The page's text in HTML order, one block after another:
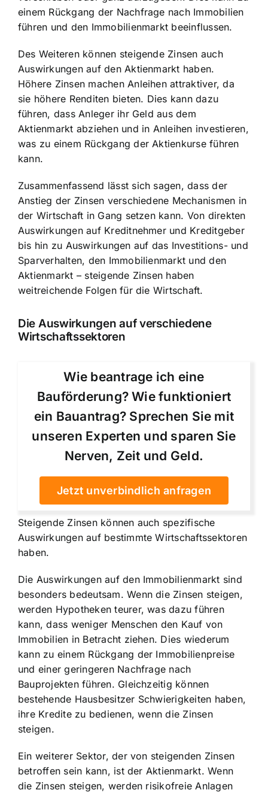
einem Rückgang der Nachfrage nach Immobilien
führen und den Immobilienmarkt beeinflussen.
Des Weiteren können steigende Zinsen auch
Auswirkungen auf den Aktienmarkt haben.
Höhere Zinsen machen Anleihen attraktiver, da
sie höhere Renditen bieten. Dies kann dazu
führen, dass Anleger ihr Geld aus dem
Aktienmarkt abziehen und in Anleihen investieren,
was zu einem Rückgang der Aktienkurse führen
kann.
Zusammenfassend lässt sich sagen, dass der
Anstieg der Zinsen verschiedene Mechanismen in
der Wirtschaft in Gang setzen kann. Von direkten
Auswirkungen auf Kreditnehmer und Kreditgeber
bis hin zu Auswirkungen auf das Investitions- und
Sparverhalten, den Immobilienmarkt und den
Aktienmarkt – steigende Zinsen haben
weitreichende Folgen für die Wirtschaft.
Die Auswirkungen auf verschiedene
Wirtschaftssektoren
Wie beantrage ich eine
Bauförderung? Wie funktioniert
ein Bauantrag? Sprechen Sie mit
unseren Experten und sparen Sie
Nerven, Zeit und Geld.
Jetzt unverbindlich anfragen
Steigende Zinsen können auch spezifische
Auswirkungen auf bestimmte Wirtschaftssektoren
haben.
Die Auswirkungen auf den Immobilienmarkt sind
besonders bedeutsam. Wenn die Zinsen steigen,
werden Hypotheken teurer, was dazu führen
kann, dass weniger Menschen den Kauf von
Immobilien in Betracht ziehen. Dies wiederum
kann zu einem Rückgang der Immobilienpreise
und einer geringeren Nachfrage nach
Bauprojekten führen. Gleichzeitig können
bestehende Hausbesitzer Schwierigkeiten haben,
ihre Kredite zu bedienen, wenn die Zinsen
steigen.
Ein weiterer Sektor, der von steigenden Zinsen
betroffen sein kann, ist der Aktienmarkt. Wenn
die Zinsen steigen, werden risikofreie Anlagen